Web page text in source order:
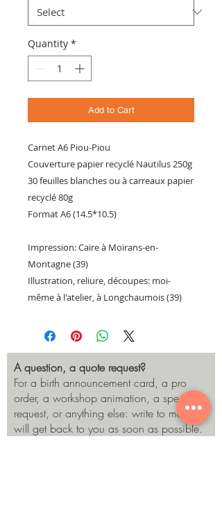
Quantity *
Add to Cart
Carnet A6 Piou-Piou
Couverture papier recyclé Nautilus 250g
30 feuilles blanches ou à carreaux papier
recyclé 80g
Format A6 (14.5*10.5)
Impression: Caire à Moirans-en-
Montagne (39)
Illustration, reliure, découpes: moi-
même à l'atelier, à Longchaumois (39)
A question, a quote request?
For a birth announcement card, a pro
order, a workshop animation, a special
request, or anything else: write to me! I
will get back to you as soon as possible.